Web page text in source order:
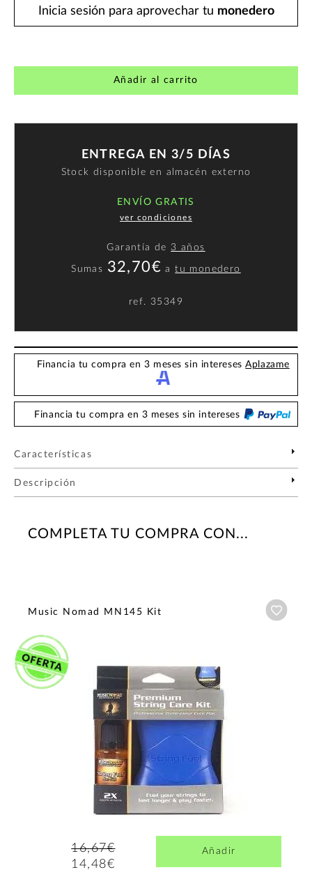
Inicia sesión para aprovechar tu monedero
Añadir al carrito
ENTREGA EN 3/5 DÍAS
Stock disponible en almacén externo
ENVÍO GRATIS
ver condiciones
Garantía de 3 años
Sumas 32,70€ atu monedero
ref. 35349
Financia tu compra en 3 meses sin interesesAplazame
Financia tu compra en 3 meses sin intereses
Características
Descripción
COMPLETA TU COMPRA CON...
Music Nomad MN145 Kit
16,67€
14,48€
Añadir